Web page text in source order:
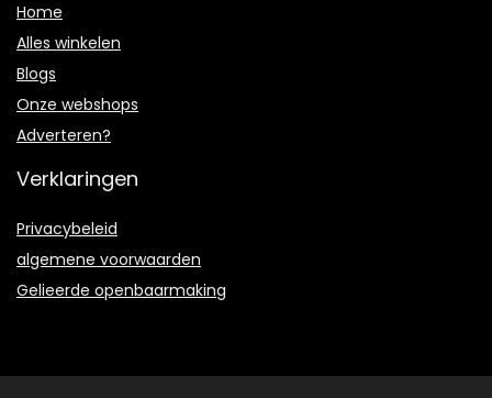
Home
Alles winkelen
Blogs
Onze webshops
Adverteren?
Verklaringen
Privacybeleid
algemene voorwaarden
Gelieerde openbaarmaking